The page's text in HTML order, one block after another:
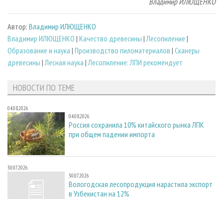
Автор: Владимир ИЛЮЩЕНКО
Владимир ИЛЮЩЕНКО | Качество древесины |Лесопиление |
Образование и наука | Производство пиломатериалов | Сканеры
древесины |Лесная наука |Лесопиление: ЛПИ рекомендует
НОВОСТИ ПО ТЕМЕ
04.08.2026
04.08.2026
Россия сохранила 10% китайского рынка ЛПК
при общем падении импорта
30.07.2026
30.07.2026
Вологодская лесопродукция нарастила экспорт
в Узбекистан на 12%